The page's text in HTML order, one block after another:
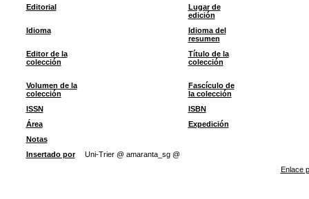
Editorial
Lugar de
edición
Idioma
Idioma del
resumen
Editor de la
colección
Título de la
colección
Volumen de la
colección
Fascículo de
la colección
ISSN
ISBN
Área
Expedición
Notas
Insertado por
Uni-Trier @ amaranta_sg @
Enlace